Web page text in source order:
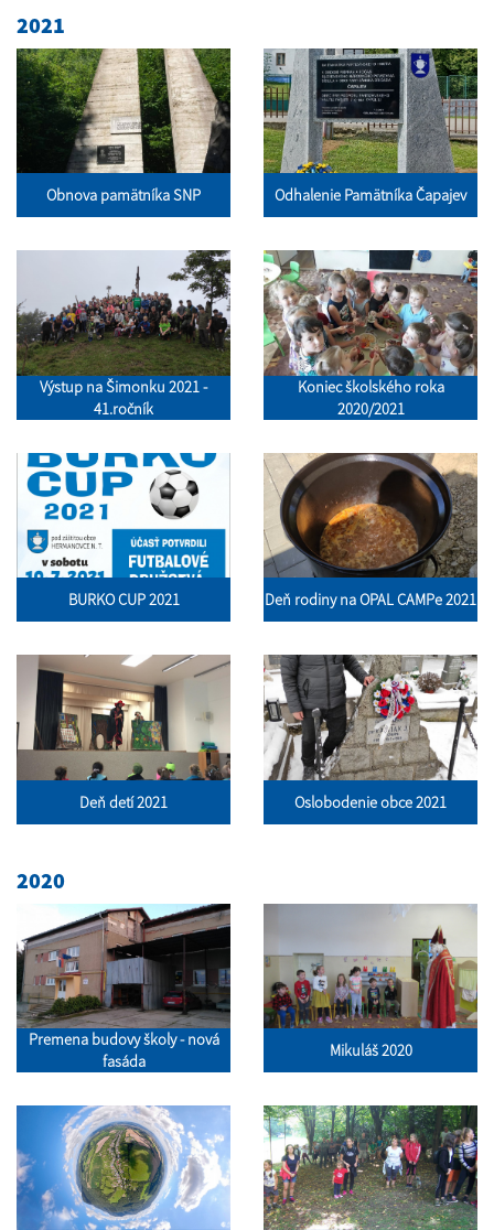
2021
Obnova pamätníka SNP Odhalenie Pamätníka Čapajev
Výstup na Šimonku 2021 -
41.ročník
Koniec školského roka
2020/2021
BURKO CUP 2021 Deň rodiny na OPAL CAMPe 2021
Deň detí 2021 Oslobodenie obce 2021
2020
Premena budovy školy - nová
fasáda
Mikuláš 2020